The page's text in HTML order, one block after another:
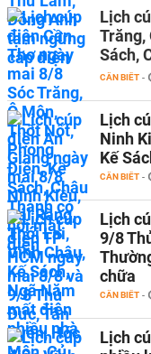
Lịch
Trăng,
Sách,
CẦN BIẾT -
Lịch
Ninh
Kế
CẦN BIẾT -
Lịch
9/8
chữa
CẦN BIẾT -
Lịch